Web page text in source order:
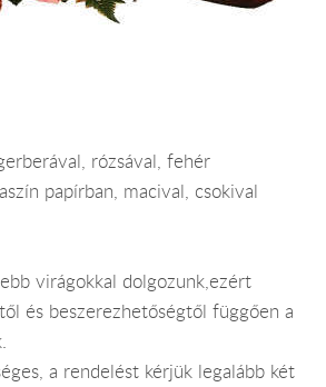
rózsával, fehér
papírban, macival, csokival
virágokkal dolgozunk,ezért
és beszerezhetőségtől függően a
a rendelést kérjük legalább két